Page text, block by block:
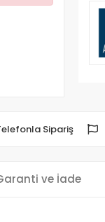
Sipariş
ve İade